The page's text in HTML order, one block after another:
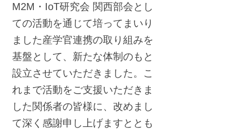
M2M・IoT研究会 関西部会とし
ての活動を通じて培ってまいり
ました産学官連携の取り組みを
基盤として、新たな体制のもと
設立させていただきました。こ
れまで活動をご支援いただきま
した関係者の皆様に、改めまし
て深く感謝申し上げますととも